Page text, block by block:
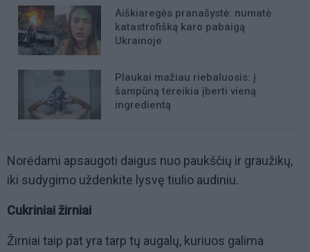
Aiškiaregės pranašystė: numatė
katastrofišką karo pabaigą
Ukrainoje
Plaukai mažiau riebaluosis: į
šampūną tereikia įberti vieną
ingredientą
Norėdami apsaugoti daigus nuo paukščių ir graužikų,
iki sudygimo uždenkite lysvę tiulio audiniu.
Cukriniai žirniai
Žirniai taip pat yra tarp tų augalų, kuriuos galima